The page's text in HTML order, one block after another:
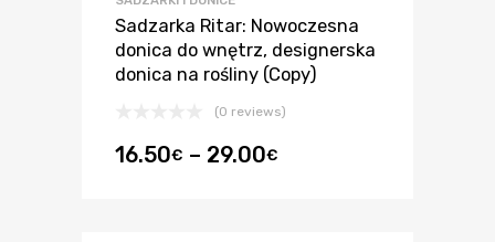
Sadzarka Ritar: Nowoczesna
donica do wnętrz, designerska
donica na rośliny (Copy)
(0 reviews)
16.50€ – 29.00€